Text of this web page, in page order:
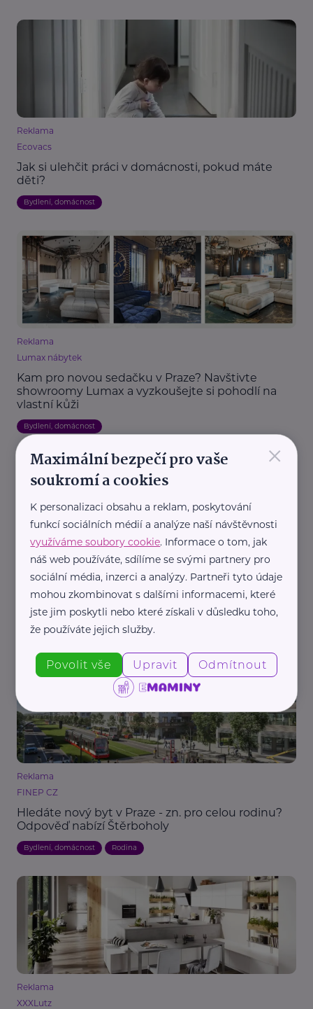
Reklama
Ecovacs
Jak si ulehčit práci v domácnosti, pokud máte
děti?
Bydlení, domácnost
Reklama
Lumax nábytek
Kam pro novou sedačku v Praze? Navštivte
showroomy Lumax a vyzkoušejte si pohodlí na
vlastní kůži
Bydlení, domácnost
Reklama
Pressdeko
Proč je levná zahradní kuchyně často nejdražší
řešení
Bydlení, domácnost
Reklama
FINEP CZ
Hledáte nový byt v Praze - zn. pro celou rodinu?
Odpověď nabízí Štěrboholy
Bydlení, domácnost Rodina
Reklama
XXXLutz
×
Maximální bezpečí pro vaše
soukromí a cookies
K personalizaci obsahu a reklam, poskytování
funkcí sociálních médií a analýze naší návštěvnosti
využíváme soubory cookie. Informace o tom, jak
náš web používáte, sdílíme se svými partnery pro
sociální média, inzerci a analýzy. Partneři tyto údaje
mohou zkombinovat s dalšími informacemi, které
jste jim poskytli nebo které získali v důsledku toho,
že používáte jejich služby.
Povolit vše Upravit Odmítnout